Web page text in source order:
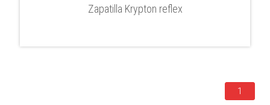
Zapatilla Krypton reflex
1